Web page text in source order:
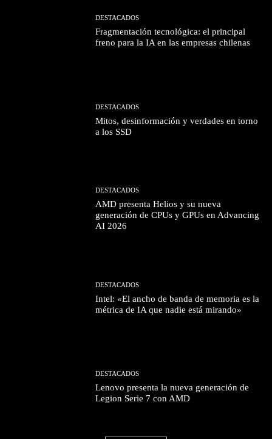
DESTACADOS
Fragmentación tecnológica: el principal
freno para la IA en las empresas chilenas
DESTACADOS
Mitos, desinformación y verdades en torno
a los SSD
DESTACADOS
AMD presenta Helios y su nueva
generación de CPUs y GPUs en Advancing
AI 2026
DESTACADOS
Intel: «El ancho de banda de memoria es la
métrica de IA que nadie está mirando»
DESTACADOS
Lenovo presenta la nueva generación de
Legion Serie 7 con AMD